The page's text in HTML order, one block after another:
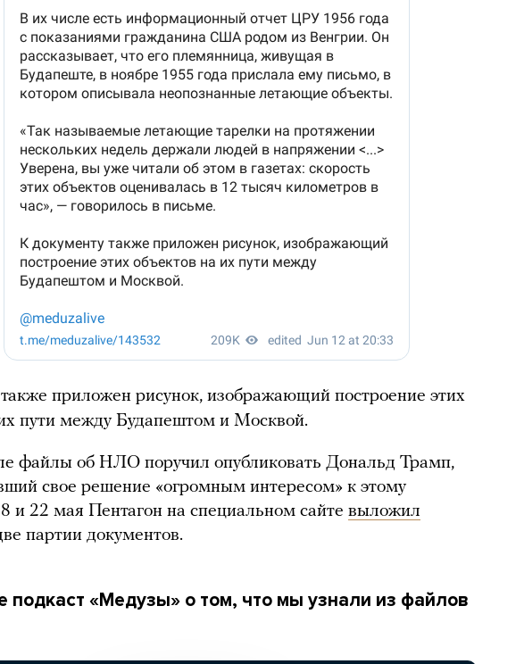
приложен рисунок, изображающий построение этих
пути между Будапештом и Москвой.
файлы об НЛО поручил опубликовать Дональд Трамп,
свое решение «огромным интересом» к этому
и 22 мая Пентагон на специальном сайте выложил
партии документов.
подкаст «Медузы» о том, что мы узнали из файлов